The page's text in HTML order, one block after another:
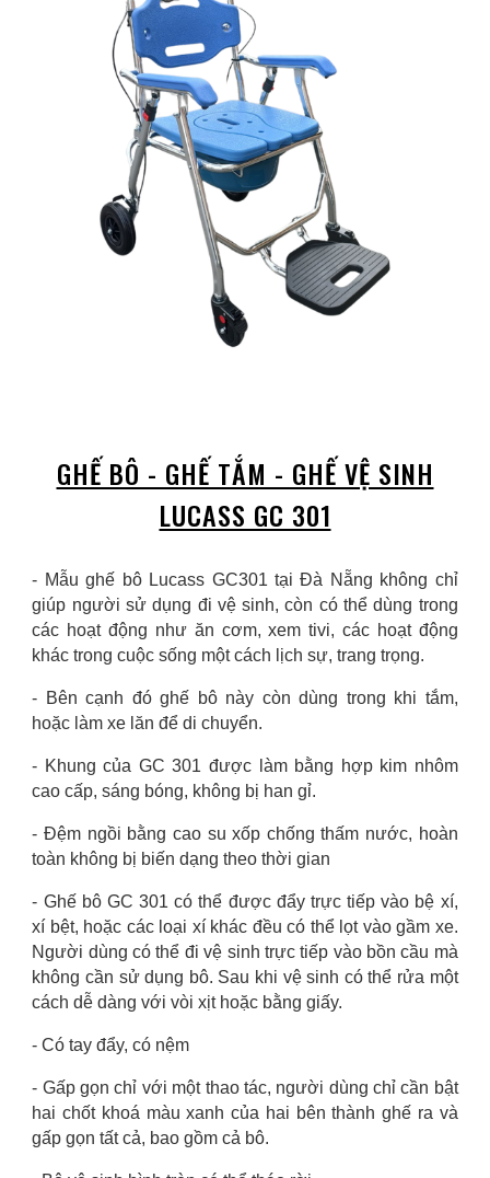
GHẾ BÔ - GHẾ TẮM - GHẾ VỆ SINH
LUCASS GC 301
- Mẫu ghế bô Lucass GC301 tại Đà Nẵng không chỉ
giúp người sử dụng đi vệ sinh, còn có thể dùng trong
các hoạt động như ăn cơm, xem tivi, các hoạt động
khác trong cuộc sống một cách lịch sự, trang trọng.
- Bên cạnh đó ghế bô này còn dùng trong khi tắm,
hoặc làm xe lăn để di chuyển.
- Khung của GC 301 được làm bằng hợp kim nhôm
cao cấp, sáng bóng, không bị han gỉ.
-Đệm ngồi bằng cao su xốp chống thấm nước, hoàn
toàn không bị biến dạng theo thời gian
- Ghế bô GC 301 có thể được đẩy trực tiếp vào bệ xí,
xí bệt, hoặc các loại xí khác đều có thể lọt vào gầm xe.
Người dùng có thể đi vệ sinh trực tiếp vào bồn cầu mà
không cần sử dụng bô. Sau khi vệ sinh có thể rửa một
cách dễ dàng với vòi xịt hoặc bằng giấy.
- Có tay đẩy, có nệm
- Gấp gọn chỉ với một thao tác, người dùng chỉ cần bật
hai chốt khoá màu xanh của hai bên thành ghế ra và
gấp gọn tất cả, bao gồm cả bô.